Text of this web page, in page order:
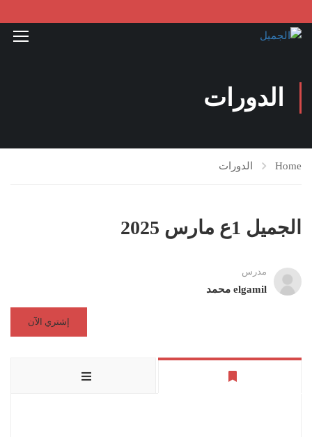
الدورات
Home الدورات
الجميل 1ع مارس 2025
مدرس
elgamil محمد
إشتري الآن